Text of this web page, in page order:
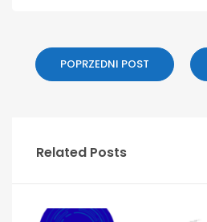
POPRZEDNI POST
Related Posts